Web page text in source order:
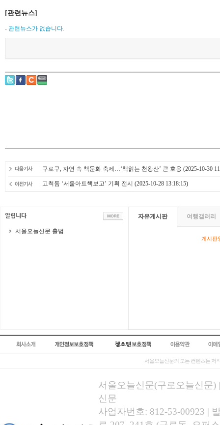
[관련뉴스]
- 관련뉴스가 없습니다.
구로구, 자연 속 책문화 축제…‘책읽는 천왕산’ 큰 호응 (2025-10-30
고척돔 ‘서울아트책보고’ 기획 전시 (2025-10-28 13:18:15)
서울오늘신문 출범
자유게시판 여행갤러리
게시판
서울오늘신문의 모든 컨텐츠는 저
서울오늘신문(구로오늘신문)
신문
사업자번호: 812-53-00923 |